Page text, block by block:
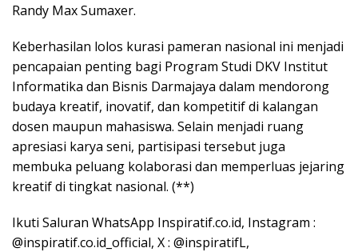
Randy Max Sumaxer.
Keberhasilan lolos kurasi pameran nasional ini menjadi
pencapaian penting bagi Program Studi DKV Institut
Informatika dan Bisnis Darmajaya dalam mendorong
budaya kreatif, inovatif, dan kompetitif di kalangan
dosen maupun mahasiswa. Selain menjadi ruang
apresiasi karya seni, partisipasi tersebut juga
membuka peluang kolaborasi dan memperluas jejaring
kreatif di tingkat nasional. (**)
Ikuti Saluran WhatsApp Inspiratif.co.id, Instagram :
@inspiratif.co.id_official, X : @inspiratifL,